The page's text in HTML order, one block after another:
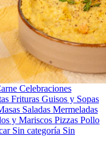
Celebraciones
Frituras Guisos y Sopas
Saladas Mermeladas
y Mariscos Pizzas Pollo
Sin categoría Sin